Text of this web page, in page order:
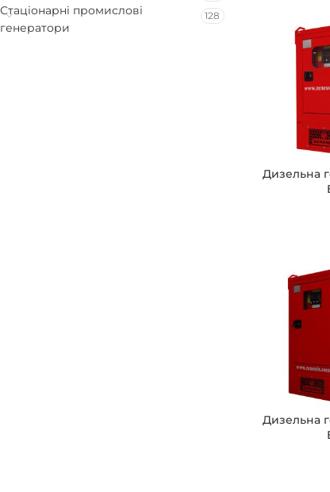
Стаціонарні промислові
генератори
128
Дизельна
Дизельна